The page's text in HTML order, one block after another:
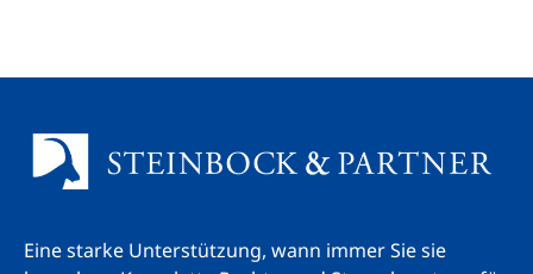
Eine starke Unterstützung, wann immer Sie sie